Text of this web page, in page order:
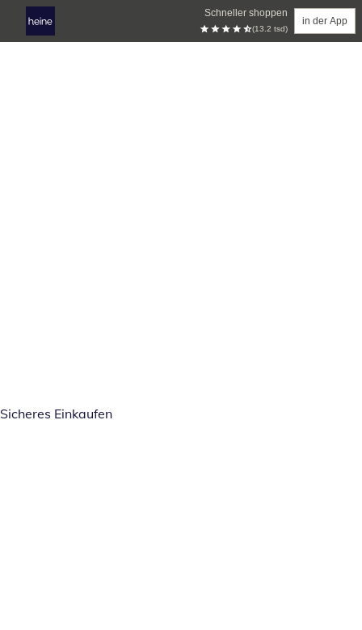
Schneller shoppen
(13.2 tsd)
in der App
Sicheres Einkaufen